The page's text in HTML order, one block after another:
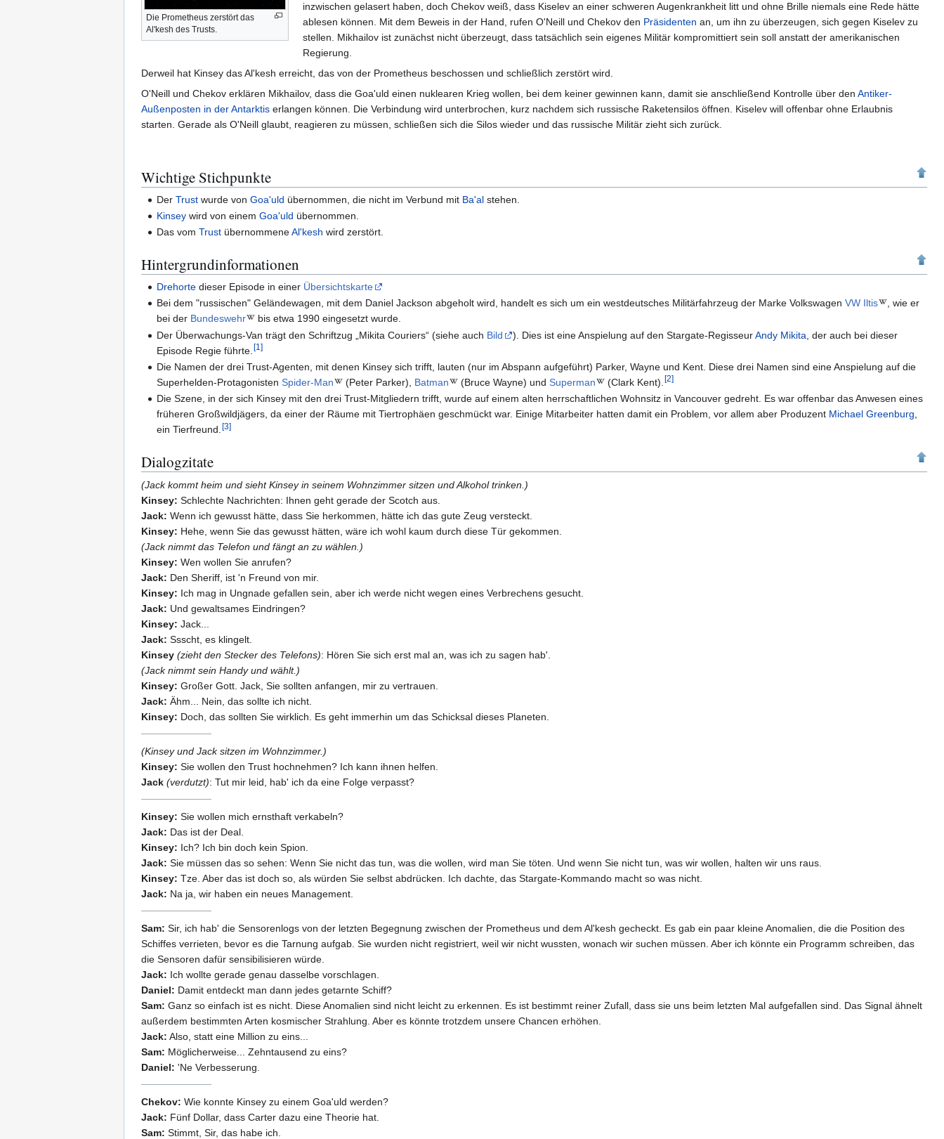
Die Prometheus zerstört das
Al'kesh des Trusts.
inzwischen gelasert haben, doch Chekov weiß, dass Kiselev an einer schweren Augenkrankheit litt und ohne Brille niemals eine Rede hätte
ablesen können. Mit dem Beweis in der Hand, rufen O'Neill und Chekov den Präsidenten an, um ihn zu überzeugen, sich gegen Kiselev zu
stellen. Mikhailov ist zunächst nicht überzeugt, dass tatsächlich sein eigenes Militär kompromittiert sein soll anstatt der amerikanischen
Regierung.
Derweil hat Kinsey das Al'kesh erreicht, das von der Prometheus beschossen und schließlich zerstört wird.
O'Neill und Chekov erklären Mikhailov, dass die Goa'uld einen nuklearen Krieg wollen, bei dem keiner gewinnen kann, damit sie anschließend Kontrolle über den Antiker-
Außenposten in der Antarktis erlangen können. Die Verbindung wird unterbrochen, kurz nachdem sich russische Raketensilos öffnen. Kiselev will offenbar ohne Erlaubnis
starten. Gerade als O'Neill glaubt, reagieren zu müssen, schließen sich die Silos wieder und das russische Militär zieht sich zurück.
Wichtige Stichpunkte
DerTrust wurde vonGoa'uld übernommen, die nicht im Verbund mit Ba'al stehen.
Kinsey wird von einemGoa'uld übernommen.
Das vomTrust übernommeneAl'kesh wird zerstört.
Hintergrundinformationen
Drehorte dieser Episode in einer Übersichtskarte
Bei dem "russischen" Geländewagen, mit dem Daniel Jackson abgeholt wird, handelt es sich um ein westdeutsches Militärfahrzeug der Marke VolkswagenVW Iltis
, wie er
bei der Bundeswehr
bis etwa 1990 eingesetzt wurde.
Der Überwachungs-Van trägt den Schriftzug „Mikita Couriers“ (siehe auch Bild ). Dies ist eine Anspielung auf den Stargate-RegisseurAndy Mikita , der auch bei dieser
Episode Regie führte. [1]
Die Namen der drei Trust-Agenten, mit denen Kinsey sich trifft, lauten (nur im Abspann aufgeführt) Parker, Wayne und Kent. Diese drei Namen sind eine Anspielung auf die
Superhelden-ProtagonistenSpider-Man (Peter Parker), Batman (Bruce Wayne) undSuperman (Clark Kent). [2]
Die Szene, in der sich Kinsey mit den drei Trust-Mitgliedern trifft, wurde auf einem alten herrschaftlichen Wohnsitz in Vancouver gedreht. Es war offenbar das Anwesen eines
früheren Großwildjägers, da einer der Räume mit Tiertrophäen geschmückt war. Einige Mitarbeiter hatten damit ein Problem, vor allem aber Produzent Michael Greenburg,
ein Tierfreund.[3]
Dialogzitate
(Jack kommt heim und sieht Kinsey in seinem Wohnzimmer sitzen und Alkohol trinken.)
Kinsey: Schlechte Nachrichten: Ihnen geht gerade der Scotch aus.
Jack: Wenn ich gewusst hätte, dass Sie herkommen, hätte ich das gute Zeug versteckt.
Kinsey: Hehe, wenn Sie das gewusst hätten, wäre ich wohl kaum durch diese Tür gekommen.
(Jack nimmt das Telefon und fängt an zu wählen.)
Kinsey: Wen wollen Sie anrufen?
Jack: Den Sheriff, ist 'n Freund von mir.
Kinsey: Ich mag in Ungnade gefallen sein, aber ich werde nicht wegen eines Verbrechens gesucht.
Jack: Und gewaltsames Eindringen?
Kinsey: Jack...
Jack: Ssscht, es klingelt.
Kinsey (zieht den Stecker des Telefons): Hören Sie sich erst mal an, was ich zu sagen hab'.
(Jack nimmt sein Handy und wählt.)
Kinsey: Großer Gott. Jack, Sie sollten anfangen, mir zu vertrauen.
Jack: Ähm... Nein, das sollte ich nicht.
Kinsey: Doch, das sollten Sie wirklich. Es geht immerhin um das Schicksal dieses Planeten.
(Kinsey und Jack sitzen im Wohnzimmer.)
Kinsey: Sie wollen den Trust hochnehmen? Ich kann ihnen helfen.
Jack (verdutzt): Tut mir leid, hab' ich da eine Folge verpasst?
Kinsey: Sie wollen mich ernsthaft verkabeln?
Jack: Das ist der Deal.
Kinsey: Ich? Ich bin doch kein Spion.
Jack: Sie müssen das so sehen: Wenn Sie nicht das tun, was die wollen, wird man Sie töten. Und wenn Sie nicht tun, was wir wollen, halten wir uns raus.
Kinsey: Tze. Aber das ist doch so, als würden Sie selbst abdrücken. Ich dachte, das Stargate-Kommando macht so was nicht.
Jack: Na ja, wir haben ein neues Management.
Sam: Sir, ich hab' die Sensorenlogs von der letzten Begegnung zwischen der Prometheus und dem Al'kesh gecheckt. Es gab ein paar kleine Anomalien, die die Position des
Schiffes verrieten, bevor es die Tarnung aufgab. Sie wurden nicht registriert, weil wir nicht wussten, wonach wir suchen müssen. Aber ich könnte ein Programm schreiben, das
die Sensoren dafür sensibilisieren würde.
Jack: Ich wollte gerade genau dasselbe vorschlagen.
Daniel: Damit entdeckt man dann jedes getarnte Schiff?
Sam: Ganz so einfach ist es nicht. Diese Anomalien sind nicht leicht zu erkennen. Es ist bestimmt reiner Zufall, dass sie uns beim letzten Mal aufgefallen sind. Das Signal ähnelt
außerdem bestimmten Arten kosmischer Strahlung. Aber es könnte trotzdem unsere Chancen erhöhen.
Jack: Also, statt eine Million zu eins...
Sam: Möglicherweise... Zehntausend zu eins?
Daniel: 'Ne Verbesserung.
Chekov: Wie konnte Kinsey zu einem Goa'uld werden?
Jack: Fünf Dollar, dass Carter dazu eine Theorie hat.
Sam: Stimmt, Sir, das habe ich.